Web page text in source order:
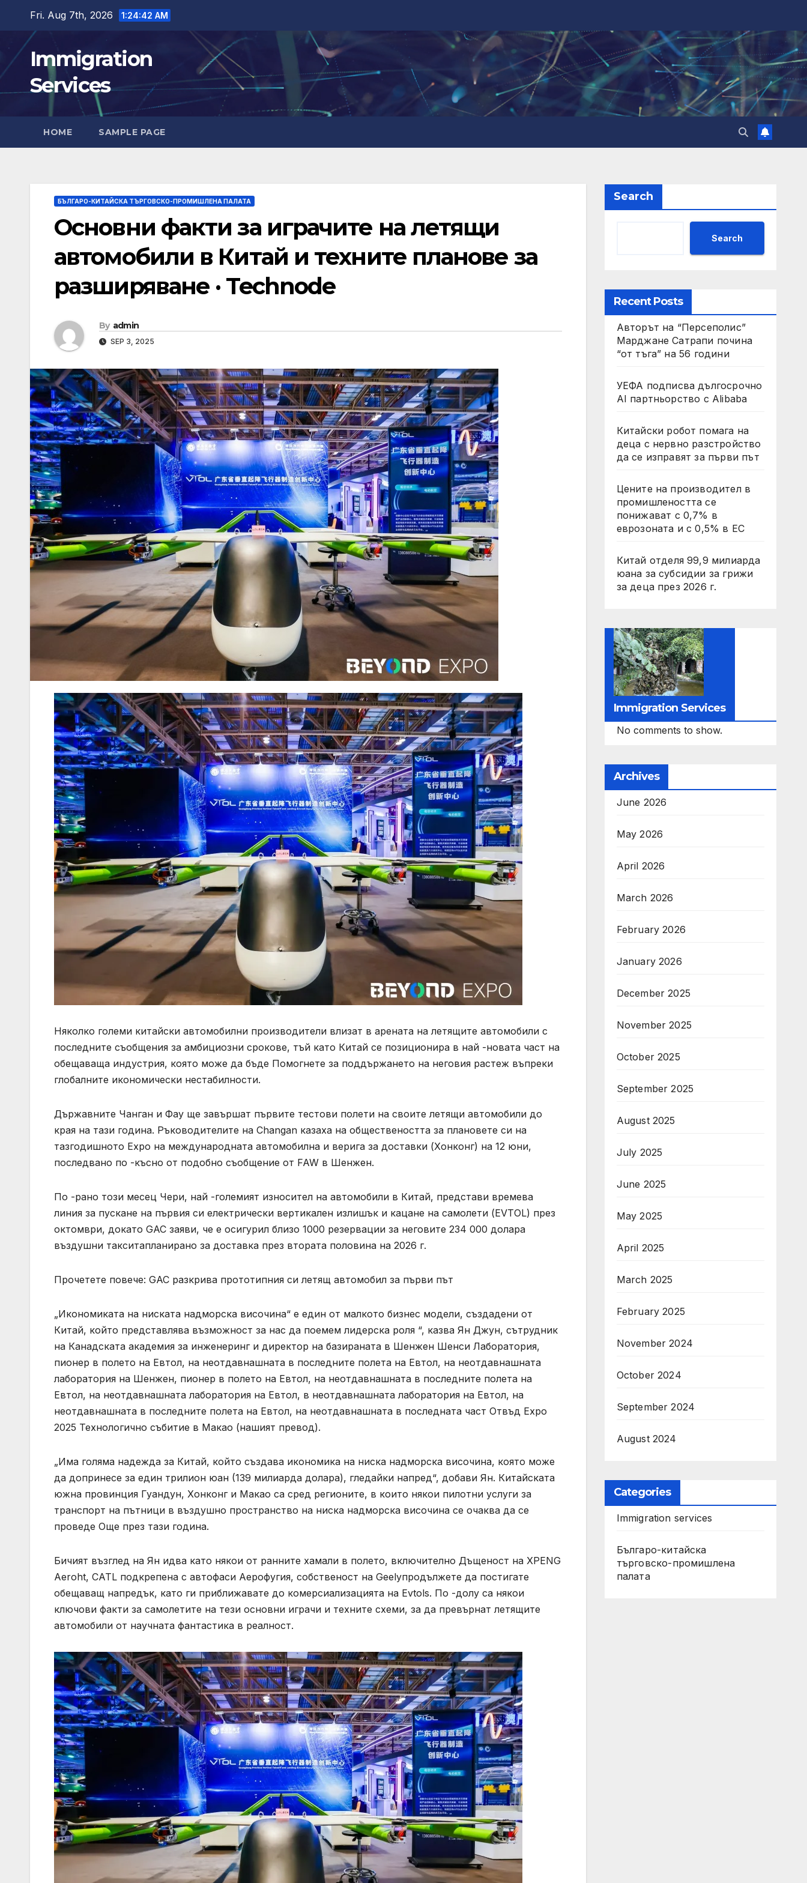
content
Fri. Aug 7th, 2026 1:24:44 AM
Immigration
Services
HOME SAMPLE PAGE
БЪЛГАРО-КИТАЙСКА ТЪРГОВСКО-ПРОМИШЛЕНА ПАЛАТА
Основни факти за играчите на летящи
автомобили в Китай и техните планове за
разширяване · Technode
By admin
SEP 3, 2025
Няколко големи китайски автомобилни производители влизат в арената на летящите автомобили с
последните съобщения за амбициозни срокове, тъй като Китай се позиционира в най -новата част на
обещаваща индустрия, която може да бъде Помогнете за поддържането на неговия растеж въпреки
глобалните икономически нестабилности.
Държавните Чанган и Фау ще завършат първите тестови полети на своите летящи автомобили до
края на тази година. Ръководителите на Changan казаха на обществеността за плановете си на
тазгодишното Expo на международната автомобилна и верига за доставки (Хонконг) на 12 юни,
последвано по -късно от подобно съобщение от FAW в Шенжен.
По -рано този месец Чери, най -големият износител на автомобили в Китай, представи времева
линия за пускане на първия си електрически вертикален излишък и кацане на самолети (EVTOL) през
октомври, докато GAC заяви, че е осигурил близо 1000 резервации за неговите 234 000 долара
въздушни такситапланирано за доставка през втората половина на 2026 г.
Прочетете повече: GAC разкрива прототипния си летящ автомобил за първи път
„Икономиката на ниската надморска височина“ е един от малкото бизнес модели, създадени от
Китай, който представлява възможност за нас да поемем лидерска роля “, казва Ян Джун, сътрудник
на Канадската академия за инженеринг и директор на базираната в Шенжен Шенси Лаборатория,
пионер в полето на Евтол, на неотдавнашната в последните полета на Евтол, на неотдавнашната
лаборатория на Шенжен, пионер в полето на Евтол, на неотдавнашната в последните полета на
Евтол, на неотдавнашната лаборатория на Евтол, в неотдавнашната лаборатория на Евтол, на
неотдавнашната в последните полета на Евтол, на неотдавнашната в последната част Отвъд Expo
2025 Технологично събитие в Макао (нашият превод).
„Има голяма надежда за Китай, който създава икономика на ниска надморска височина, която може
да допринесе за един трилион юан (139 милиарда долара), гледайки напред“, добави Ян. Китайската
южна провинция Гуандун, Хонконг и Макао са сред регионите, в които някои пилотни услуги за
транспорт на пътници в въздушно пространство на ниска надморска височина се очаква да се
проведе Още през тази година.
Бичият възглед на Ян идва като някои от ранните хамали в полето, включително Дъщеност на XPENG
Aeroht, CATL подкрепена с автофаси Аерофугия, собственост на Geelyпродължете да постигате
обещаващ напредък, като ги приближавате до комерсиализацията на Evtols. По -долу са някои
ключови факти за самолетите на тези основни играчи и техните схеми, за да превърнат летящите
автомобили от научната фантастика в реалност.
Search
Search
Recent Posts
Авторът на “Персеполис”
Марджане Сатрапи почина
“от тъга” на 56 години
УЕФА подписва дългосрочно
AI партньорство с Alibaba
Китайски робот помага на
деца с нервно разстройство
да се изправят за първи път
Цените на производител в
промишлеността се
понижават с 0,7% в
еврозоната и с 0,5% в ЕС
Китай отделя 99,9 милиарда
юана за субсидии за грижи
за деца през 2026 г.
Immigration Services
No comments to show.
Archives
June 2026
May 2026
April 2026
March 2026
February 2026
January 2026
December 2025
November 2025
October 2025
September 2025
August 2025
July 2025
June 2025
May 2025
April 2025
March 2025
February 2025
November 2024
October 2024
September 2024
August 2024
Categories
Immigration services
Българо-китайска
търговско-промишлена
палата